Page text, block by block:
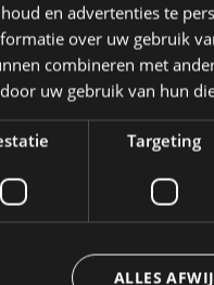
strenger
op de
van de
naar het
veilig
bij een frontale als
en advertenties te
over uw gebruik
combineren met
uw gebruik van hun
Targeting
ALLES